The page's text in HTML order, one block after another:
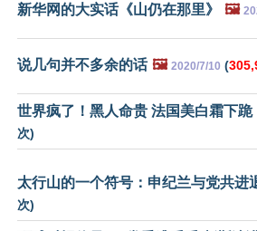
新华网的大实话《山仍在那里》 🖼️
说几句并不多余的话 🖼️ 2020/7/10 (
世界疯了！黑人命贵 法国美白霜下跪
次)
太行山的一个符号：申纪兰与党共进
次)